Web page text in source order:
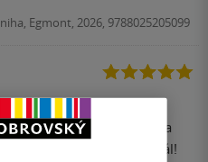
Egmont, 2026, 9788025205099
příběh milovala! Kniha
muset číst dál a dál!